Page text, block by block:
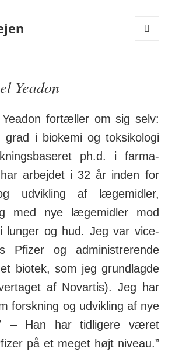
Yeadon
for­tæller om sig selv:
grad i bio­kemi og toksi­kologi
ph.d. i farma­
arbejdet i 32 år inden for
ud­vikling af læge­midler,
med nye læge­midler mod
lunger og hud. Jeg var vice­
Pfizer og admini­strerende
biotek, som jeg grund­lagde
af Novartis). Jeg har
forskning og ud­vikling af nye
– Han har tidligere været
på et meget højt niveau.”